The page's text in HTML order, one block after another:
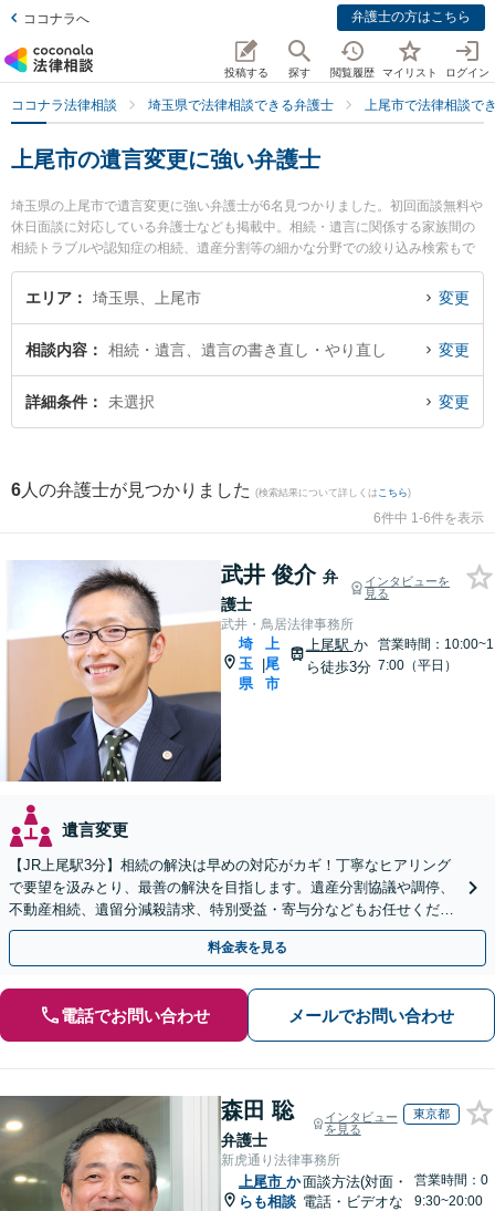
ココナラへ 弁護士の方はこちら
投稿する 探す 閲覧履歴 マイリスト ログイン
ココナラ法律相談 埼玉県で法律相談できる弁護士 上尾市で法律相談で
上尾市の遺言変更に強い弁護士
埼玉県の上尾市で遺言変更に強い弁護士が6名見つかりました。初回面談無料や
休日面談に対応している弁護士なども掲載中。相続・遺言に関係する家族間の
相続トラブルや認知症の相続、遺産分割等の細かな分野での絞り込み検索もで
き便利です。特に武井・鳥居法律事務所の武井 俊介弁護士や池長・田部法律事
務所の池長 宏真弁護士、上尾あおぞら法律事務所の川村 正衡弁護士のプロフィ
トラブル解決の実績豊富な近くの弁護士を検索したい』『初回相談無料で遺言
変更を法律相談できる上尾市内の弁護士に相談予約したい』などでお困りの相
談者さんにおすすめです。
エリア 埼玉県、上尾市 変更
相談内容 相続・遺言、遺言の書き直し・やり直し 変更
詳細条件 未選択 変更
6 人の弁護士が見つかりました (検索結果について詳しくは こちら)
6件中 1-6件を表示
武井 俊介 弁
護士
インタビューを
見る
武井・鳥居法律事務所
埼
玉
県
|
上
尾
市
上尾駅 か
ら徒歩3分
営業時間：10:00~1
7:00（平日）
遺言変更
【JR上尾駅3分】相続の解決は早めの対応がカギ！丁寧なヒアリング
で要望を汲みとり、最善の解決を目指します。遺産分割協議や調停、
不動産相続、遺留分減殺請求、特別受益・寄与分などもお任せくださ
い。遺言書作成もサポート【初回面談30分無料】
料金表を見る
電話でお問い合わせ メールでお問い合わせ
森田 聡
弁護士
インタビュー
を見る
東京都
新虎通り法律事務所
上尾市 か
らも相談
面談方法(対面・
電話・ビデオな
営業時間：0
9:30~20:00